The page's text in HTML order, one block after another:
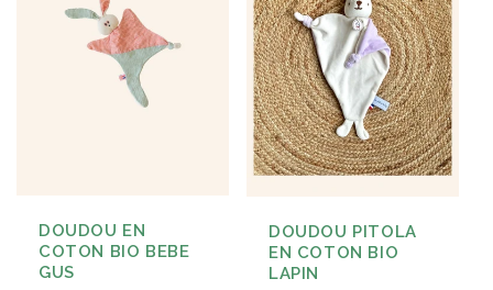
DOUDOU EN
COTON BIO BEBE
GUS
DOUDOU PITOLA
EN COTON BIO
LAPIN